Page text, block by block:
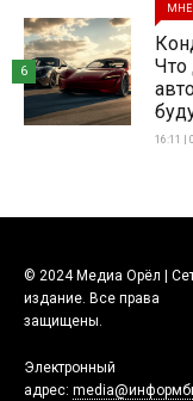
Что
16:11 |
6
© 2024 Медиа Орёл |
издание. Все права
защищены.
Электронный
адрес: